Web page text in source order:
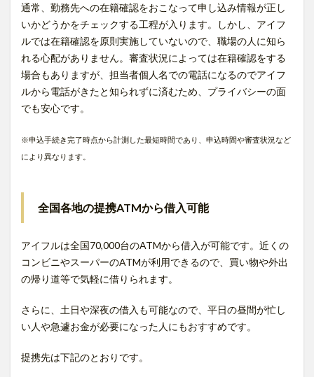
通常、勤務先への在籍確認をおこなって申し込み情報が正し
いかどうかをチェックする工程が入ります。しかし、アイフ
ルでは在籍確認を原則実施していないので、職場の人に知ら
れる心配がありません。審査状況によっては在籍確認をする
場合もありますが、担当者個人名での電話になるのでアイフ
ルから電話がきたと知られずに済むため、プライバシーの面
でも安心です。
※申込手続き完了時点から計測した最短時間であり、申込時間や審査状況など
により異なります。
全国各地の提携ATMから借入可能
アイフルは全国70,000台のATMから借入が可能です。近くの
コンビニやスーパーのATMが利用できるので、買い物や外出
の帰り道等で気軽に借りられます。
さらに、土日や深夜の借入も可能なので、平日の昼間が忙し
い人や急遽お金が必要になった人にもおすすめです。
提携先は下記のとおりです。